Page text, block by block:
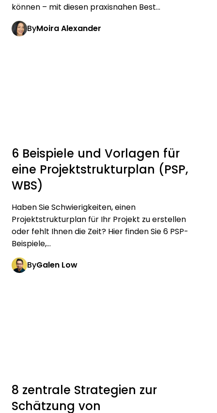
können – mit diesen praxisnahen Best...
ByMoira Alexander
6 Beispiele und Vorlagen für
eine Projektstrukturplan (PSP,
WBS)
Haben Sie Schwierigkeiten, einen
Projektstrukturplan für Ihr Projekt zu erstellen
oder fehlt Ihnen die Zeit? Hier finden Sie 6 PSP-
Beispiele,...
ByGalen Low
8 zentrale Strategien zur
Schätzung von